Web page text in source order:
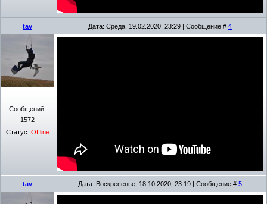
tav Дата: Среда, 19.02.2020, 23:29 | Сообщение # 4
Сообщений:
1572
Статус: Offline
tav Дата: Воскресенье, 18.10.2020, 23:19 | Сообщение # 5